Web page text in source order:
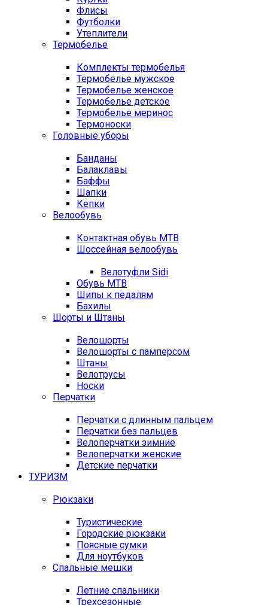
Флисы
Футболки
Утеплители
Термобелье
Комплекты термобелья
Термобелье мужское
Термобелье женское
Термобелье детское
Термобелье меринос
Термоноски
Головные уборы
Банданы
Балаклавы
Баффы
Шапки
Кепки
Велообувь
Контактная обувь MTB
Шоссейная велообувь
Велотуфли Sidi
Обувь MTB
Шипы к педалям
Бахилы
Шорты и Штаны
Велошорты
Велошорты с памперсом
Штаны
Велотрусы
Носки
Перчатки
Перчатки с длинным пальцем
Перчатки без пальцев
Велоперчатки зимние
Велоперчатки женские
Детские перчатки
ТУРИЗМ
Рюкзаки
Туристические
Городские рюкзаки
Поясные сумки
Для ноутбуков
Спальные мешки
Летние спальники
Трехсезонные